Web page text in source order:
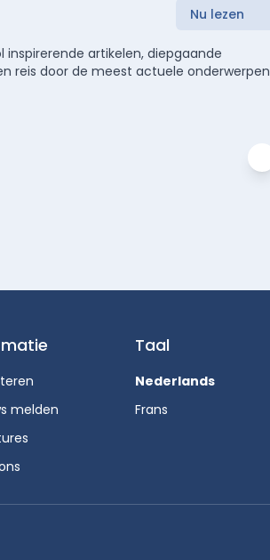
Nu lezen
artikelen, diepgaande
reis door de meest actuele onderwerpen
melden
Taal
Nederlands
Frans